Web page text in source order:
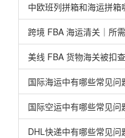
中欧班列拼箱和海运拼箱
跨境 FBA 海运清关｜所
美线 FBA 货物海关被扣
国际海运中有哪些常见
国际空运中有哪些常见问
DHL快递中有哪些常见问